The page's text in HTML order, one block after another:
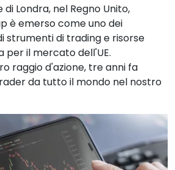
Londra, nel Regno Unito,
è emerso come uno dei
strumenti di trading e risorse
per il mercato dell'UE.
raggio d'azione, tre anni fa
da tutto il mondo nel nostro